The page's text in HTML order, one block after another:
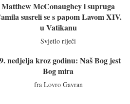
Matthew McConaughey i supruga
susreli se s papom Lavom XIV.
u Vatikanu
Svjetlo riječi
nedjelja kroz godinu: Naš Bog jest
Bog mira
fra Lovro Gavran